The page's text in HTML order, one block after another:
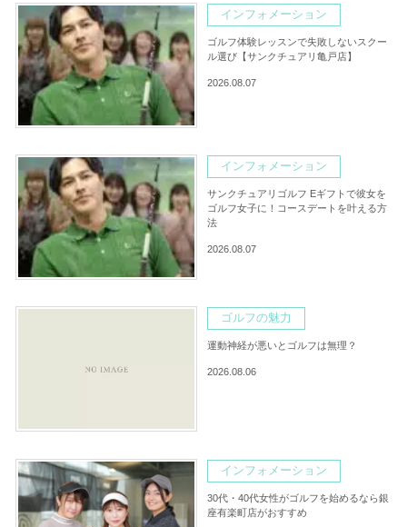
インフォメーション
ゴルフ体験レッスンで失敗しないスクー
ル選び【サンクチュアリ亀戸店】
2026.08.07
インフォメーション
サンクチュアリゴルフ Eギフトで彼女を
ゴルフ女子に！コースデートを叶える方
法
2026.08.07
ゴルフの魅力
運動神経が悪いとゴルフは無理？
2026.08.06
インフォメーション
30代・40代女性がゴルフを始めるなら銀
座有楽町店がおすすめ